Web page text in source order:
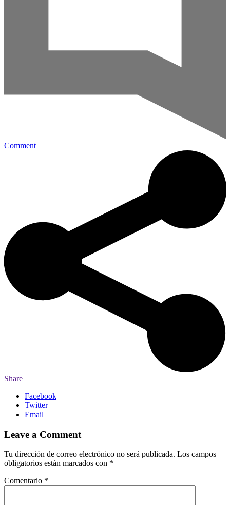
Comment
Share
Facebook
Twitter
Email
Leave a Comment
Tu dirección de correo electrónico no será publicada. Los campos
obligatorios están marcados con *
Comentario *